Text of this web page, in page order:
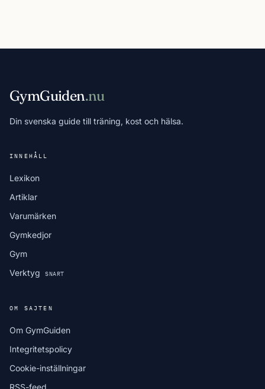
GymGuiden.nu
Din svenska guide till träning, kost och hälsa.
INNEHÅLL
Lexikon
Artiklar
Varumärken
Gymkedjor
Gym
Verktyg
SNART
OM SAJTEN
Om GymGuiden
Integritetspolicy
Cookie-inställningar
RSS-feed